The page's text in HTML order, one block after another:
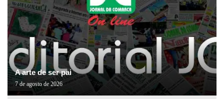
A arte de ser pai
7 de agosto de 2026